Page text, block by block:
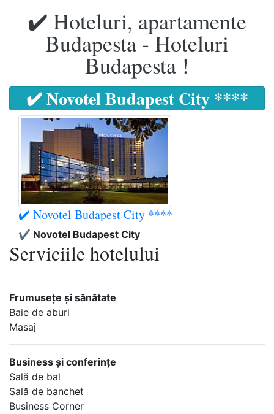
✔️ Hoteluri, apartamente
Budapesta - Hoteluri
Budapesta !
✔️ Novotel Budapest City ****
✔️ Novotel Budapest City ****
✔️ Novotel Budapest City
Serviciile hotelului
Frumuseţe şi sănătate
Baie de aburi
Masaj
Business şi conferinţe
Sală de bal
Sală de banchet
Business Corner